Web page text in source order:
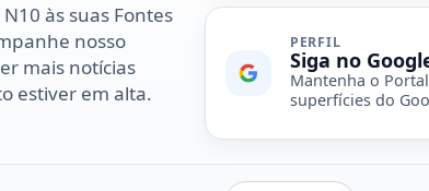
às suas Fontes
nosso
mais notícias
estiver em alta.
PERFIL
Siga no
Mantenha o
superfícies do